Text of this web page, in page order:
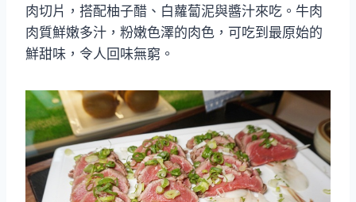
肉切片，搭配柚子醋、白蘿蔔泥與醬汁來吃。牛肉
肉質鮮嫩多汁，粉嫩色澤的肉色，可吃到最原始的
鮮甜味，令人回味無窮。